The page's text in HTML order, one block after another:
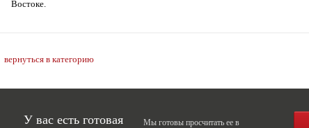
Востоке.
вернуться в категорию
У вас есть готовая
Мы готовы просчитать ее в